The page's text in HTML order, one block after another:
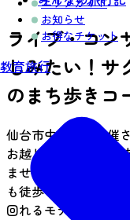
お知らせ
お得なチケット
教育旅行
ライブ・コン
しみたい！サ
のまち歩きコ
仙台市中心部で開催
お越しの際は、空き
ませんか？ライブハ
も徒歩で行きやすい
回れるモデルコース